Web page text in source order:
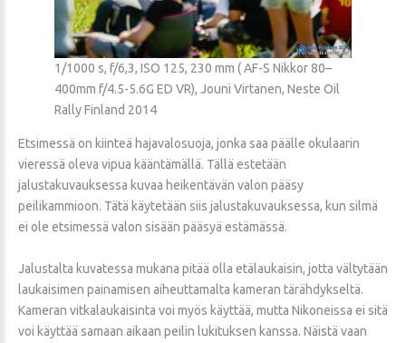
1/1000 s, f/6,3, ISO 125, 230 mm ( AF-S Nikkor 80–
400mm f/4.5-5.6G ED VR), Jouni Virtanen, Neste Oil
Rally Finland 2014
Etsimessä on kiinteä hajavalosuoja, jonka saa päälle okulaarin
vieressä oleva vipua kääntämällä. Tällä estetään
jalustakuvauksessa kuvaa heikentävän valon pääsy
peilikammioon. Tätä käytetään siis jalustakuvauksessa, kun silmä
ei ole etsimessä valon sisään pääsyä estämässä.
Jalustalta kuvatessa mukana pitää olla etälaukaisin, jotta vältytään
laukaisimen painamisen aiheuttamalta kameran tärähdykseltä.
Kameran vitkalaukaisinta voi myös käyttää, mutta Nikoneissa ei sitä
voi käyttää samaan aikaan peilin lukituksen kanssa. Näistä vaan